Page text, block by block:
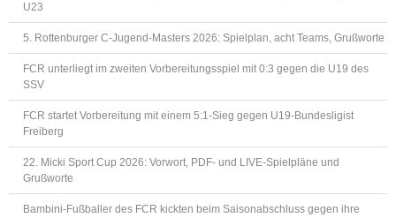
U23
5. Rottenburger C-Jugend-Masters 2026: Spielplan, acht Teams, Grußworte
FCR unterliegt im zweiten Vorbereitungsspiel mit 0:3 gegen die U19 des
SSV
FCR startet Vorbereitung mit einem 5:1-Sieg gegen U19-Bundesligist
Freiberg
22. Micki Sport Cup 2026: Vorwort, PDF- und LIVE-Spielpläne und
Grußworte
Bambini-Fußballer des FCR kickten beim Saisonabschluss gegen ihre